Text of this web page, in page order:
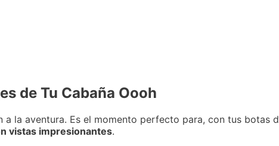
de Tu Cabaña Oooh
a la aventura. Es el momento perfecto para, con tus botas
vistas impresionantes.